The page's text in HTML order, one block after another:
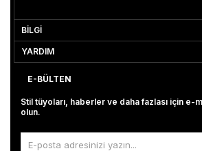
BİLGİ
YARDIM
E-BÜLTEN
Stil tüyoları, haberler ve daha fazlası için e-
olun.